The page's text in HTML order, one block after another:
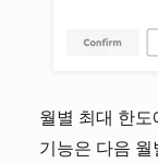
월별 최대 한
기능은 다음